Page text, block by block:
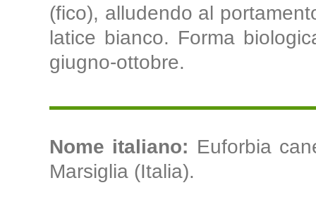
(fico), alludendo al
latice bianco. Forma
giugno-ottobre.
Nome italiano: Euforbia
Marsiglia (Italia).